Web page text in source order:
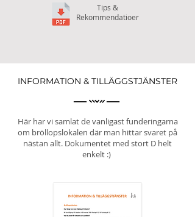
Tips &
Rekommendatioer
INFORMATION & TILLÄGGSTJÄNSTER
Här har vi samlat de vanligast funderingarna
om bröllopslokalen där man hittar svaret på
nästan allt. Dokumentet med stort D helt
enkelt :)